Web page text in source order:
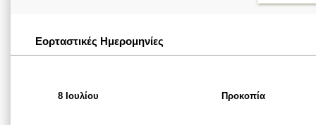
Εορταστικές Ημερομηνίες
8 Ιουλίου Προκοπία